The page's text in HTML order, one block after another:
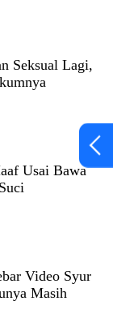
Seksual Lagi,
Usai Bawa
Video Syur
Masih